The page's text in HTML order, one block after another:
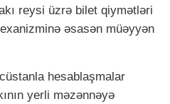
reysi üzrə bilet qiymətləri
əsasən müəyyən
hesablaşmalar
yerli məzənnəyə